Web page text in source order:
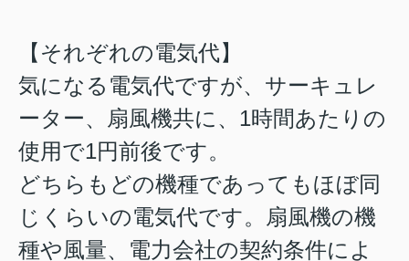
【それぞれの電気代】
気になる電気代ですが、サーキュレ
ーター、扇風機共に、1時間あたりの
使用で1円前後です。
どちらもどの機種であってもほぼ同
じくらいの電気代です。扇風機の機
種や風量、電力会社の契約条件によ